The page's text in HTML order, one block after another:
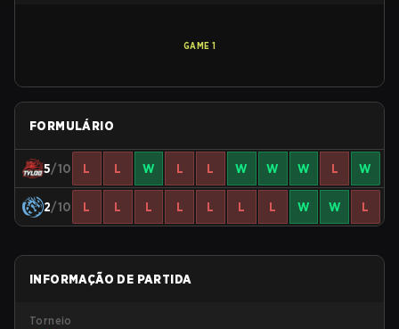
GAME 1
FORMULÁRIO
5/10 L L W L L W W W L W
2/10 L L L L L L L W W L
INFORMAÇÃO DE PARTIDA
Torneio